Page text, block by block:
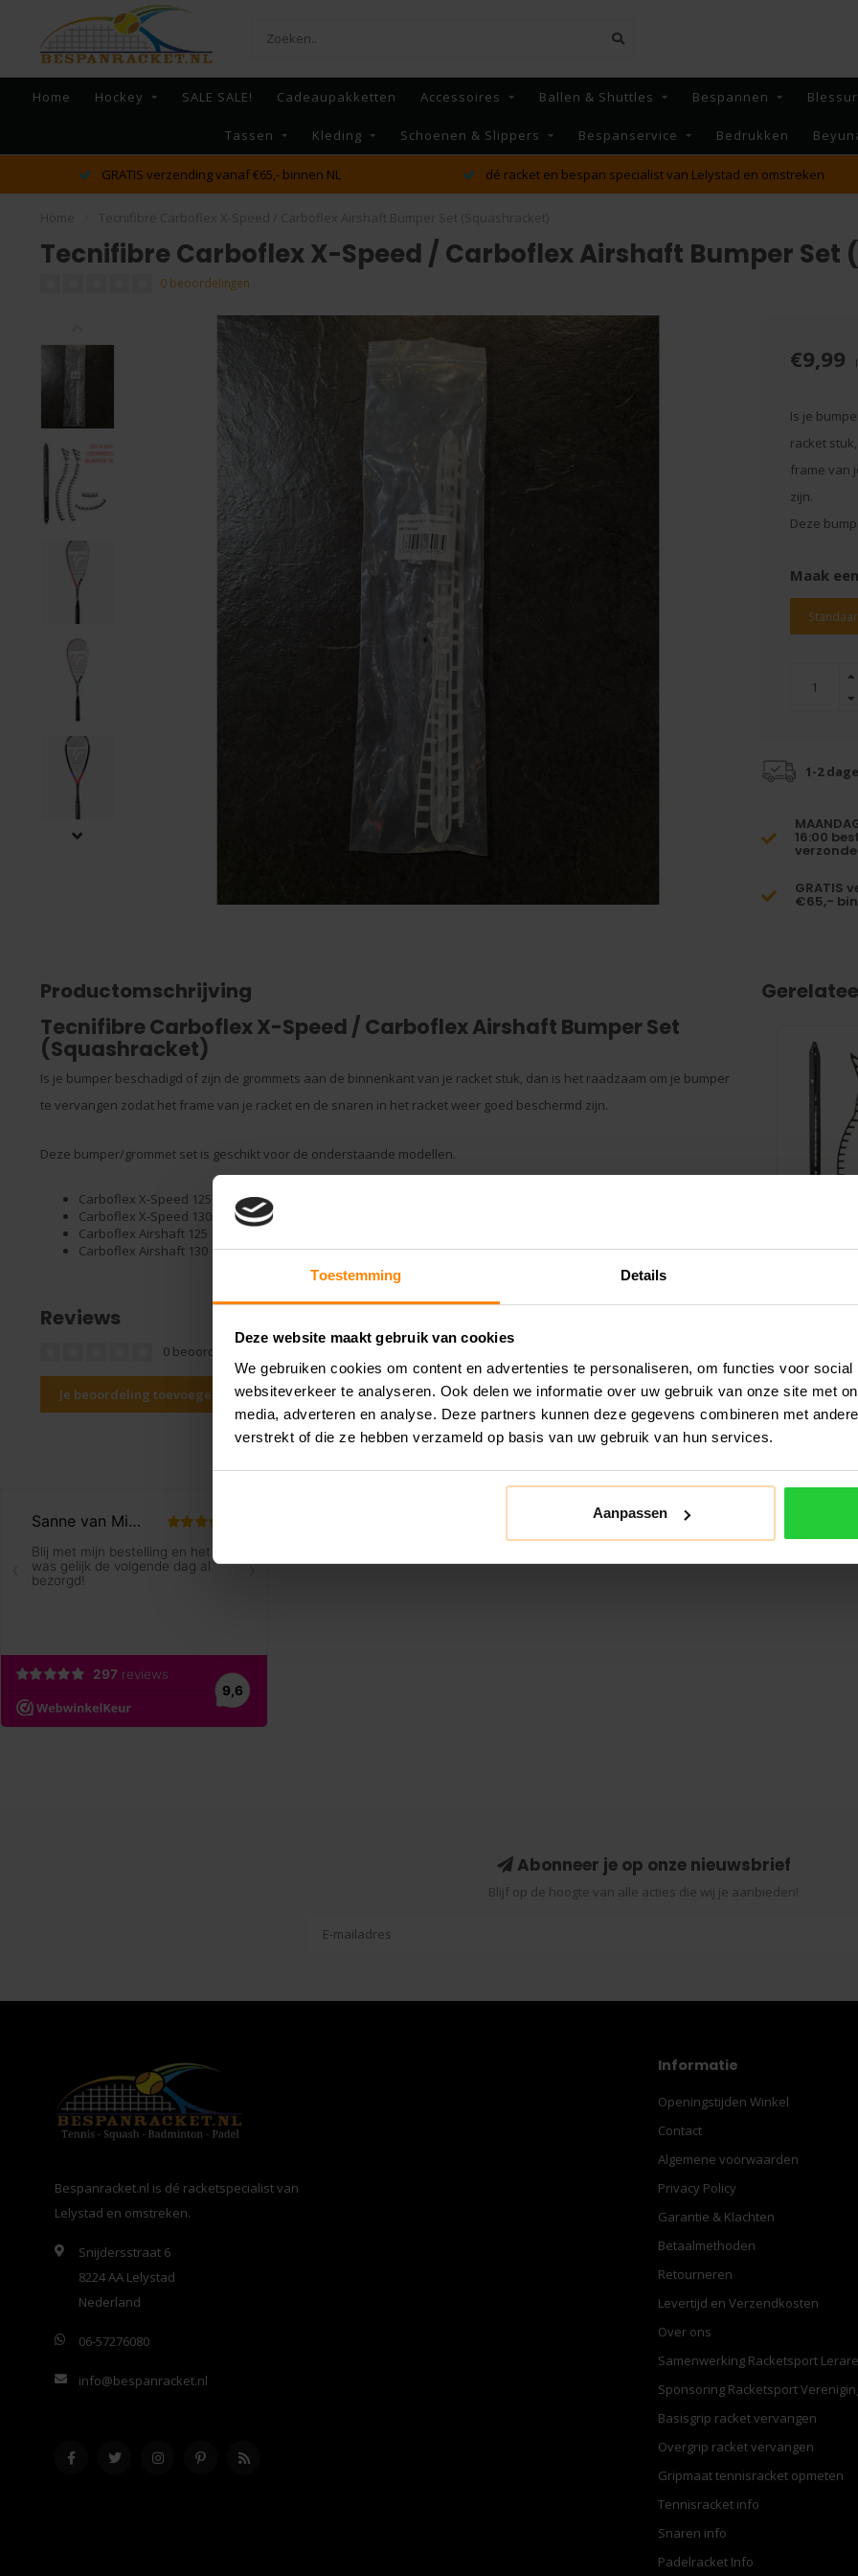
Toestemming Details
Deze website maakt gebruik van cookies
We gebruiken cookies om content en advertenties te personaliseren, om functies voor social
websiteverkeer te analyseren. Ook delen we informatie over uw gebruik van onze site met
media, adverteren en analyse. Deze partners kunnen deze gegevens combineren met
verstrekt of die ze hebben verzameld op basis van uw gebruik van hun services.
Aanpassen
Home Hockey SALE SALE! Cadeaupakketten Accessoires Ballen & Shuttles Bespannen
Tassen Kleding Schoenen & Slippers Bespanservice Bedrukken
dé racket en bespan specialist van Lelystad en omstreken
MAANDAG t/m VRIJDAG voor 16:00 besteld, Dezelfde dag
verzonden!*
Tecnifibre Carboflex X-Speed / Carboflex Airshaft Bumper Set
0 beoordelingen
€9,99
Is je
racket
frame van
zijn.
Deze
Maak
1-2
16:00
GRATIS
€65,-
Productomschrijving
Tecnifibre Carboflex X-Speed / Carboflex Airshaft Bumper Set
(Squashracket)
Is je bumper beschadigd of zijn de grommets aan de binnenkant van je racket stuk, dan is het raadzaam om je bumper
te vervangen zodat het frame van je racket en de snaren in het racket weer goed beschermd zijn.
Deze bumper/grommet set is geschikt voor de onderstaande modellen.
Carboflex X-Speed 125
Carboflex X-Speed 130
Carboflex Airshaft 125
Carboflex Airshaft 130
Reviews
0 beoordelingen
Je beoordeling toevoegen
Yonex
Set
Abonneer je op onze nieuwsbrief
Blijf op de hoogte van alle acties die wij je aanbieden!
Bespanracket.nl is dé racketspecialist van
Lelystad en omstreken.
Snijdersstraat 6
8224 AA Lelystad
Nederland
06-57276080
info@bespanracket.nl
Informatie
Openingstijden Winkel
Contact
Algemene voorwaarden
Privacy Policy
Garantie & Klachten
Betaalmethoden
Retourneren
Levertijd en Verzendkosten
Over ons
Samenwerking Racketsport
Sponsoring Racketsport
Basisgrip racket vervangen
Overgrip racket vervangen
Gripmaat tennisracket opmeten
Tennisracket info
Snaren info
Padelracket Info